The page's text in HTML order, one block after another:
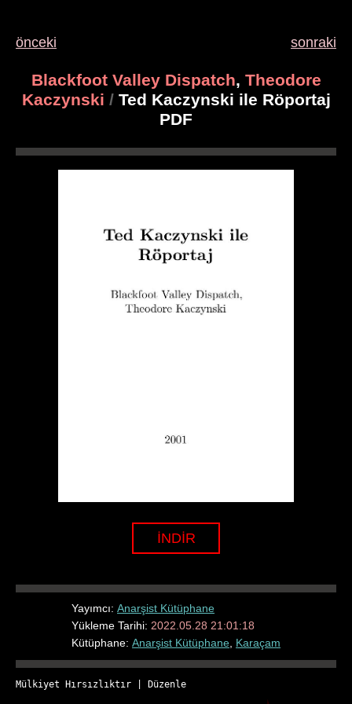
önceki sonraki
Blackfoot Valley Dispatch, Theodore
Kaczynski /Ted Kaczynski ile Röportaj
PDF
İNDİR
Yayımcı: Anarşist Kütüphane
Yükleme Tarihi: 2022.05.28 21:01:18
Kütüphane: Anarşist Kütüphane Karaçam
Mülkiyet Hırsızlıktır Düzenle